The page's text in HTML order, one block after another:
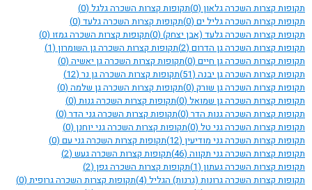
תקופות קצרות השכרה גלאון (0) תקופות קצרות השכרה גלגל (0)
תקופות קצרות השכרה גליל ים (0) תקופות קצרות השכרה גלעד (0)
תקופות קצרות השכרה גלעד (אבן יצחק) (0) תקופות קצרות השכרה גמזו (0)
תקופות קצרות השכרה גן הדרום (2) תקופות קצרות השכרה גן השומרון (1)
תקופות קצרות השכרה גן חיים (0) תקופות קצרות השכרה גן יאשיה (0)
תקופות קצרות השכרה גן יבנה (51) תקופות קצרות השכרה גן נר (12)
תקופות קצרות השכרה גן שורק (0) תקופות קצרות השכרה גן שלמה (0)
תקופות קצרות השכרה גן שמואל (0) תקופות קצרות השכרה גנות (0)
תקופות קצרות השכרה גנות הדר (0) תקופות קצרות השכרה גני הדר (0)
תקופות קצרות השכרה גני טל (0) תקופות קצרות השכרה גני יוחנן (0)
תקופות קצרות השכרה גני מודיעין (12) תקופות קצרות השכרה גני עם (0)
תקופות קצרות השכרה גני תקווה (46) תקופות קצרות השכרה געש (2)
תקופות קצרות השכרה געתון (1) תקופות קצרות השכרה גפן (2)
תקופות קצרות השכרה גרונות (גרנות) הגליל (4) תקופות קצרות השכרה גרופית (0)